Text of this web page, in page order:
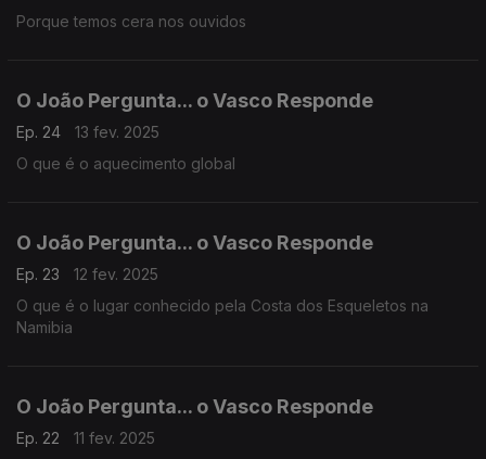
Porque temos cera nos ouvidos
O João Pergunta... o Vasco Responde
Ep. 24
13 fev. 2025
O que é o aquecimento global
O João Pergunta... o Vasco Responde
Ep. 23
12 fev. 2025
O que é o lugar conhecido pela Costa dos Esqueletos na
Namibia
O João Pergunta... o Vasco Responde
Ep. 22
11 fev. 2025